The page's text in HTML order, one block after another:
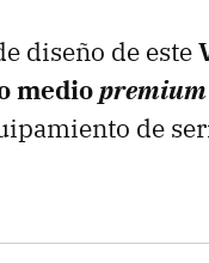
diseño de este
mediopremium
de